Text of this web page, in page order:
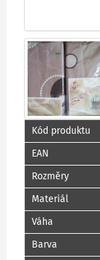
Kód produktu
EAN
Rozměry
Materiál
Váha
Barva